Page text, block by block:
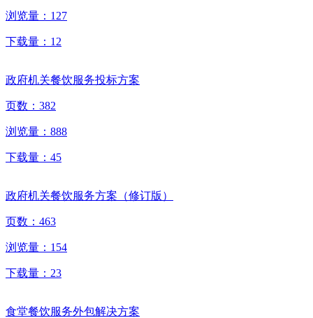
浏览量： 127
下载量： 12
政府机关餐饮服务投标方案
页数： 382
浏览量： 888
下载量： 45
政府机关餐饮服务方案（修订版）
页数： 463
浏览量： 154
下载量： 23
食堂餐饮服务外包解决方案